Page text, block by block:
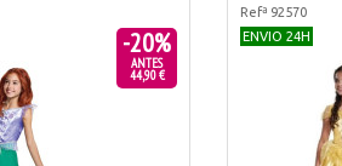
-20%
ANTES
44,90 €
Refª 92570
ENVIO 24H